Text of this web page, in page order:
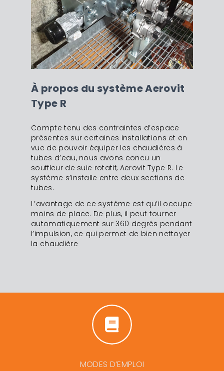
À propos du système Aerovit
Type R
Compte tenu des contraintes d’espace
présentes sur certaines installations et en
vue de pouvoir équiper les chaudières à
tubes d’eau, nous avons concu un
souffleur de suie rotatif, Aerovit Type R. Le
système s’installe entre deux sections de
tubes.
L’avantage de ce système est qu’il occupe
moins de place. De plus, il peut tourner
automatiquement sur 360 degrés pendant
l’impulsion, ce qui permet de bien nettoyer
la chaudière
MODES D’EMPLOI